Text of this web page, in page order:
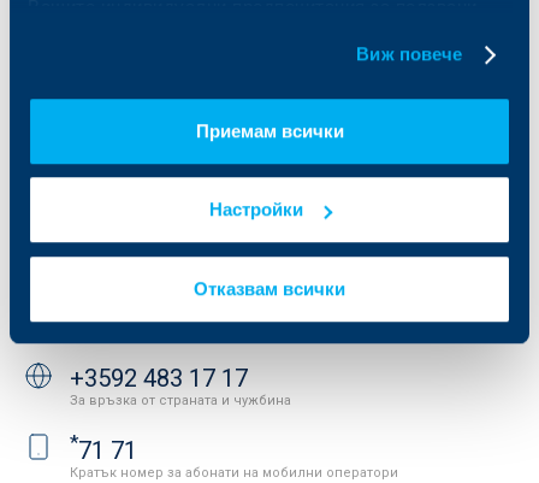
Виж повече
Приемам всички
Настройки
Отказвам всички
Тарифи и общи условия
Кариери
Вашето мнение
ОББ Застрахователен брокер
Продажба на имоти
Бисквитки
Защита на личните данни
API портал за разработчици
Свържете се с нас
+3592 483 17 17
За връзка от страната и чужбина
*71 71
Кратък номер за абонати на мобилни оператори